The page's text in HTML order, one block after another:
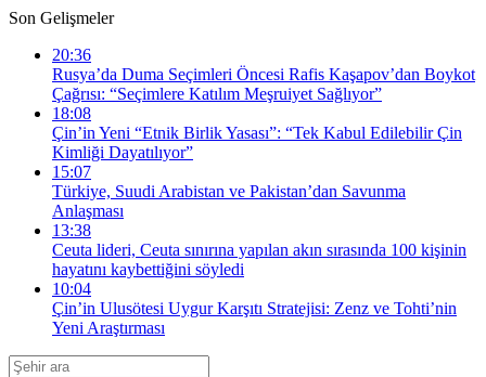
Son Gelişmeler
20:36
Rusya’da Duma Seçimleri Öncesi Rafis Kaşapov’dan Boykot
Çağrısı: “Seçimlere Katılım Meşruiyet Sağlıyor”
18:08
Çin’in Yeni “Etnik Birlik Yasası”: “Tek Kabul Edilebilir Çin
Kimliği Dayatılıyor”
15:07
Türkiye, Suudi Arabistan ve Pakistan’dan Savunma
Anlaşması
13:38
Ceuta lideri, Ceuta sınırına yapılan akın sırasında 100 kişinin
hayatını kaybettiğini söyledi
10:04
Çin’in Ulusötesi Uygur Karşıtı Stratejisi: Zenz ve Tohti’nin
Yeni Araştırması